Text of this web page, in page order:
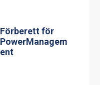
Spolpistol, 3m
slang, uttag på